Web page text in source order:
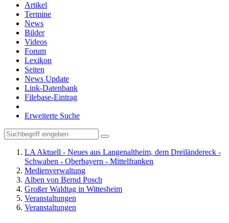
Artikel
Termine
News
Bilder
Videos
Forum
Lexikon
Seiten
News Update
Link-Datenbank
Filebase-Eintrag
Erweiterte Suche
LA Aktuell - Neues aus Langenaltheim, dem Dreiländereck -
Schwaben - Oberbayern - Mittelfranken
Medienverwaltung
Alben von Bernd Posch
Großer Waldtag in Wittesheim
Veranstaltungen
Veranstaltungen